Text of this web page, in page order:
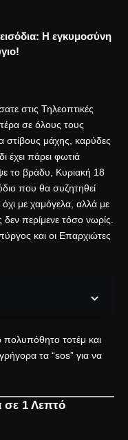
Η εγκυμοσύνη
στις Τηλεοπτικές
σε όλους τους
στίβους μάχης, καρύδες
έχει πάρει φωτιά
το βράδυ, Κυριακή 18
που θα συζητηθεί
με χαμόγελα, αλλά με
περίμενε τόσο νωρίς.
και οι Επαρχιώτες
πολυπόθητο τοτέμ και
τα “sos” για να
σε 1 Λεπτό